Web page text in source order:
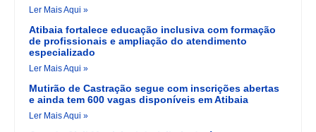
Ler Mais Aqui »
Atibaia fortalece educação inclusiva com formação
de profissionais e ampliação do atendimento
especializado
Ler Mais Aqui »
Mutirão de Castração segue com inscrições abertas
e ainda tem 600 vagas disponíveis em Atibaia
Ler Mais Aqui »